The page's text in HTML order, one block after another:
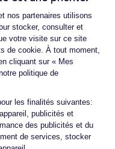
du
nos partenaires utilisons
stocker, consulter et
votre visite sur ce site
de cookie. À tout moment,
cliquant sur « Mes
politique de
les finalités suivantes:
publicités et
des publicités et du
de services, stocker
écran
x 1284 pixels
interne
,512, Go
de cœurs
processeur
?
en cas de
des chutes ?
sur
dans la
sur vos